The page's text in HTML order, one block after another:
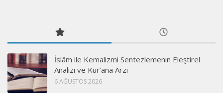
İslâm ile Kemalizmi Sentezlemenin Eleştirel
Analizi ve Kur’ana Arzı
6 AĞUSTOS 2026